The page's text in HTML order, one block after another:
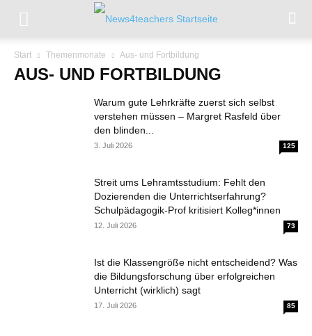
Start Themenmonate Aus- und Fortbildung
AUS- UND FORTBILDUNG
Warum gute Lehrkräfte zuerst sich selbst
verstehen müssen – Margret Rasfeld über
den blinden...
3. Juli 2026 125
Streit ums Lehramtsstudium: Fehlt den
Dozierenden die Unterrichtserfahrung?
Schulpädagogik-Prof kritisiert Kolleg*innen
12. Juli 2026 73
Ist die Klassengröße nicht entscheidend? Was
die Bildungsforschung über erfolgreichen
Unterricht (wirklich) sagt
17. Juli 2026 85